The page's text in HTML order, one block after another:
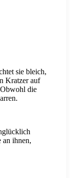
sie bleich,
Kratzer auf
die
an ihnen,